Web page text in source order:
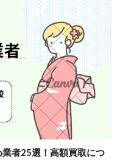
者25選！高額買取につ